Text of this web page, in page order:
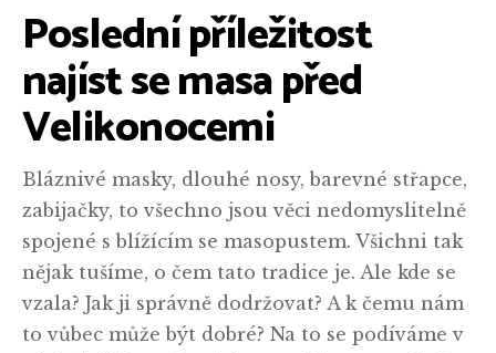
Poslední příležitost
najíst se masa před
Velikonocemi
Bláznivé masky, dlouhé nosy, barevné střapce,
zabijačky, to všechno jsou věci nedomyslitelně
spojené s blížícím se masopustem. Všichni tak
nějak tušíme, o čem tato tradice je. Ale kde se
vzala? Jak ji správně dodržovat? A k čemu nám
to vůbec může být dobré? Na to se podíváme v